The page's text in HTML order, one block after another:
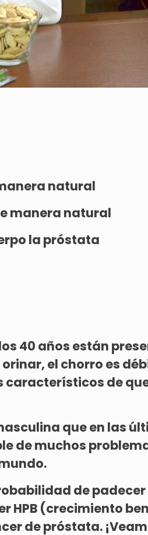
natural
manera natural
la próstata
40 años están
el chorro es
de
que en las
de muchos
de padecer
HPB (crecimiento
de próstata.